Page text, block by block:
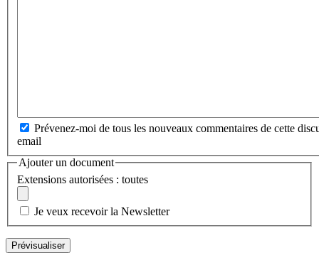
Prévenez-moi de tous les nouveaux commentaires de cette
email
Ajouter un document
Extensions autorisées : toutes
Je veux recevoir la Newsletter